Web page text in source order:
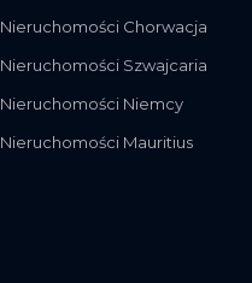
Nieruchomości Chorwacja
Nieruchomości Szwajcaria
Nieruchomości Niemcy
Nieruchomości Mauritius